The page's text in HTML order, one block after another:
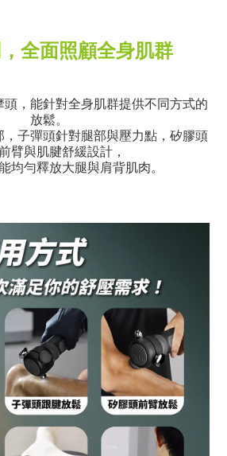
全面照顧全身肌群
，能針對全身肌群提供不同方式的
放鬆。
子彈頭針對腿部與壓力點，矽膠頭
臂與肌腱舒緩設計，
均勻釋放大腿與肩背肌肉。